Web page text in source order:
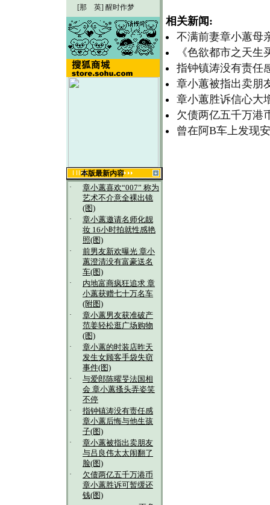
[那 英] 醒时作梦
本版最新内容
·
章小蕙喜欢“007” 称为
艺术不介意全裸出镜
(图)
·
章小蕙邀请名师化靓
妆 16小时拍就性感艳
照(图)
·
前男友新欢曝光 章小
蕙澄清没有富豪送名
车(图)
·
内地富商疯狂追求 章
小蕙获赠七十万名车
(附图)
·
章小蕙男友获准破产
范姜轻松逛广场购物
(图)
·
章小蕙的时装店昨天
发生女顾客手袋失窃
事件(图)
·
与爱郎陈曜旻法国相
会 章小蕙搔头弄姿笑
不停
·
指钟镇涛没有责任感
章小蕙后悔与他生孩
子(图)
·
章小蕙被指出卖朋友
与吕良伟太太闹翻了
脸(图)
·
欠债两亿五千万港币
章小蕙胜诉可暂缓还
钱(图)
相关新闻:
不满前妻章小蕙母
《色欲都市之天
指钟镇涛没有责任
章小蕙被指出卖朋
章小蕙胜诉信心大
欠债两亿五千万港
曾在阿B车上发现